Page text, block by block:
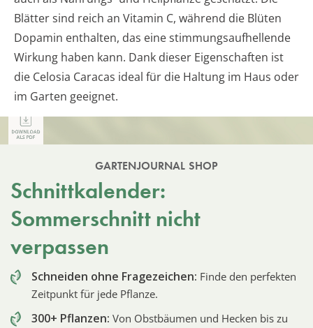
Blätter sind reich an Vitamin C, während die Blüten
Dopamin enthalten, das eine stimmungsaufhellende
Wirkung haben kann. Dank dieser Eigenschaften ist
die Celosia Caracas ideal für die Haltung im Haus oder
im Garten geeignet.
GARTENJOURNAL SHOP
Schnittkalender:
Sommerschnitt nicht
verpassen
Schneiden ohne Fragezeichen: Finde den perfekten
Zeitpunkt für jede Pflanze.
300+ Pflanzen: Von Obstbäumen und Hecken bis zu